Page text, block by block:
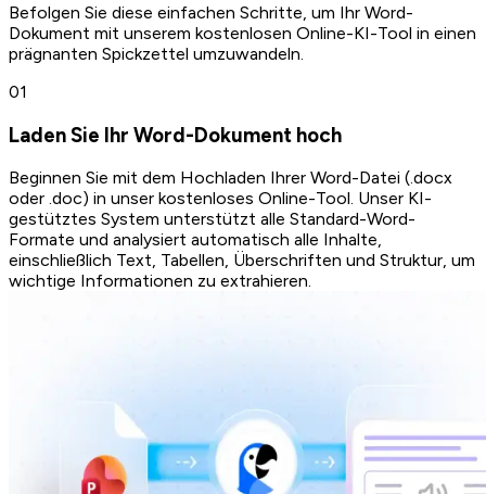
Befolgen Sie diese einfachen Schritte, um Ihr Word-
Dokument mit unserem kostenlosen Online-KI-Tool in einen
prägnanten Spickzettel umzuwandeln.
01
Laden Sie Ihr Word-Dokument hoch
Beginnen Sie mit dem Hochladen Ihrer Word-Datei (.docx
oder .doc) in unser kostenloses Online-Tool. Unser KI-
gestütztes System unterstützt alle Standard-Word-
Formate und analysiert automatisch alle Inhalte,
einschließlich Text, Tabellen, Überschriften und Struktur, um
wichtige Informationen zu extrahieren.